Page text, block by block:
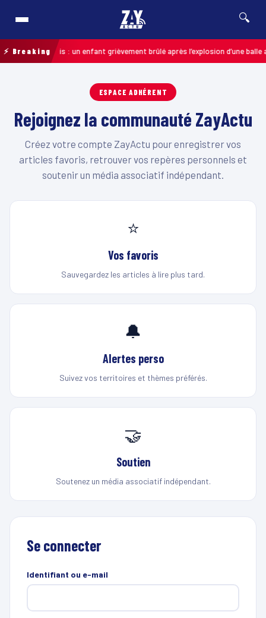
🔍
⚡ Breaking
Pas-de-Calais : un enfant grièvement brûlé après l’explosion d’une balle
ESPACE ADHÉRENT
Rejoignez la communauté ZayActu
Créez votre compte ZayActu pour enregistrer vos
articles favoris, retrouver vos repères personnels et
soutenir un média associatif indépendant.
⭐
Vos favoris
Sauvegardez les articles à lire plus tard.
🔔
Alertes perso
Suivez vos territoires et thèmes préférés.
🤝
Soutien
Soutenez un média associatif indépendant.
Se connecter
Identifiant ou e-mail